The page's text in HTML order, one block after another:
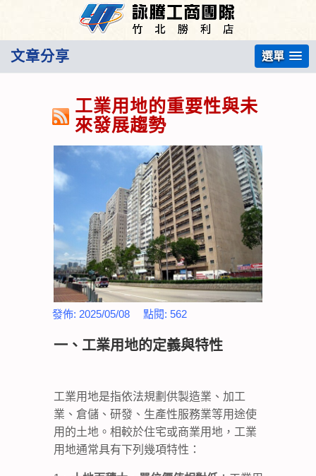
文章分享 選單
工業用地的重要性與未
來發展趨勢
發佈: 2025/05/08 點閱: 562
一、工業用地的定義與特性
工業用地是指依法規劃供製造業、加工
業、倉儲、研發、生產性服務業等用途使
用的土地。相較於住宅或商業用地，工業
用地通常具有下列幾項特性：